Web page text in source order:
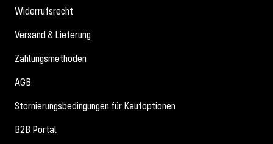
Widerrufsrecht
Versand & Lieferung
Zahlungsmethoden
AGB
Stornierungsbedingungen für Kaufoptionen
B2B Portal